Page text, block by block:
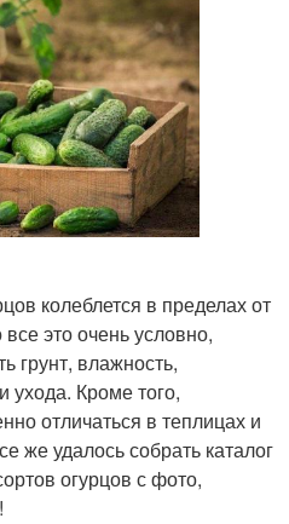
колеблется в пределах от
это очень условно,
грунт, влажность,
ухода. Кроме того,
отличаться в теплицах и
же удалось собрать каталог
огурцов с фото,